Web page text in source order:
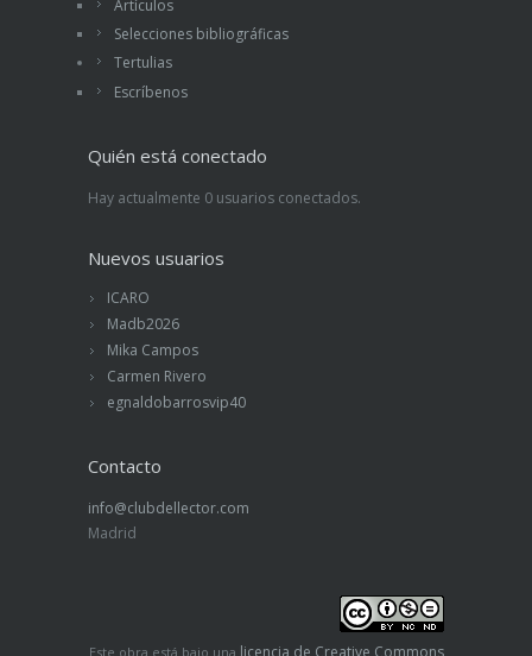
Artículos
Selecciones bibliográficas
Tertulias
Escríbenos
Quién está conectado
Hay actualmente 0 usuarios conectados.
Nuevos usuarios
ICARO
Madb2026
Mika Campos
Carmen Rivero
egnaldobarrosvip40
Contacto
info@clubdellector.com
Madrid
Este obra está bajo una licencia de Creative Commons